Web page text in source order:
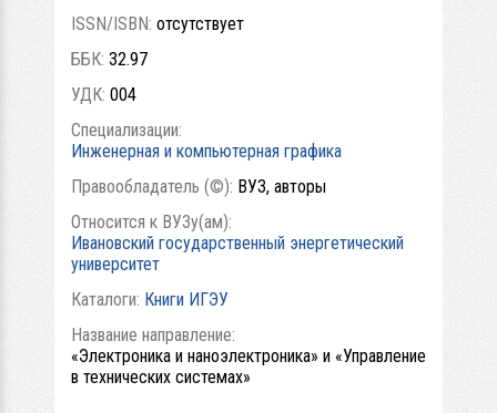
ISSN/ISBN: отсутствует
ББК: 32.97
УДК: 004
Специализации:
Инженерная и компьютерная графика
Правообладатель (©): ВУЗ, авторы
Относится к ВУЗу(ам):
Ивановский государственный энергетический
университет
Каталоги: Книги ИГЭУ
Название направление:
«Электроника и наноэлектроника» и «Управление
в технических системах»